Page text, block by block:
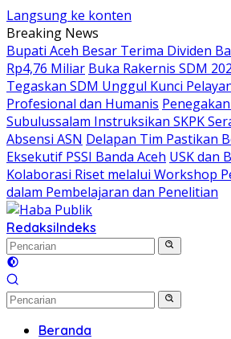
Langsung ke konten
Breaking News
Bupati Aceh Besar Terima Dividen
Rp4,76 Miliar Buka Rakernis SDM
Tegaskan SDM Unggul Kunci
Profesional dan Humanis
Subulussalam Instruksikan SKPK
Absensi ASN Delapan Tim Pastikan
Eksekutif PSSI Banda Aceh USK dan
Kolaborasi Riset melalui Workshop
dalam Pembelajaran dan Penelitian
RedaksiIndeks
Beranda